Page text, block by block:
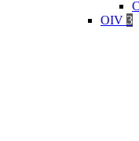
OIV 3